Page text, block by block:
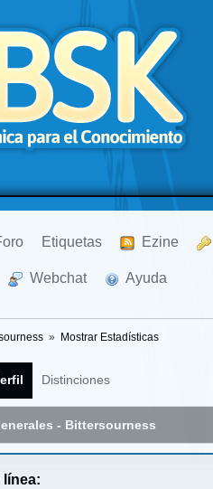
Etiquetas Ezine
Webchat Ayuda
» Mostrar Estadísticas
Distinciones
- Bittersourness
línea: